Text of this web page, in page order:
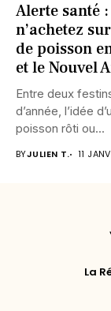
Alerte santé :
n’achetez
de poisson
et le Nouvel
Entre deux
d’année, l’idée
poisson rôti ou...
BYJULIEN T. 11
La